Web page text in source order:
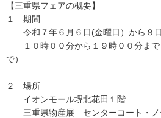
【三重県フェアの概要】
１ 期間
令和７年６月６日(金曜日）から８
１０時００分から１９時００分まで
で）
２ 場所
イオンモール堺北花田１階
三重県物産展 センターコート・ノ